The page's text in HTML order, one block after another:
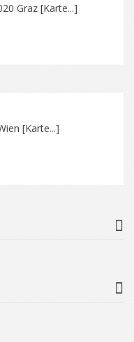
Graz [Karte...]
[Karte...]